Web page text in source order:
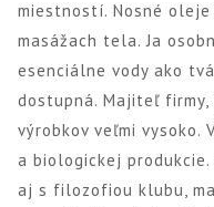
miestností. Nosné
masážach tela. Ja
esenciálne vody ako
dostupná. Majiteľ
výrobkov veľmi vysoko.
a biologickej
aj s filozofiou klubu,